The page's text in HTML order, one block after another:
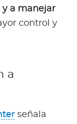
y a manejar
control y
a
señala